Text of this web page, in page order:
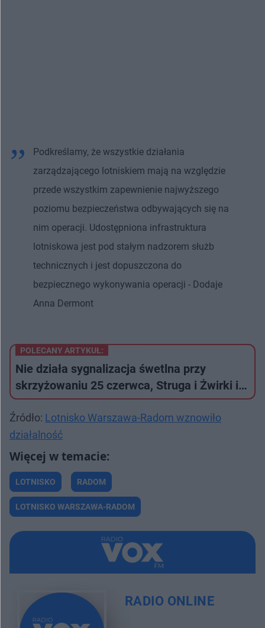
Podkreślamy, że wszystkie działania
zarządzającego lotniskiem mają na względzie
przede wszystkim zapewnienie najwyższego
poziomu bezpieczeństwa odbywających się na
nim operacji. Udostępniona infrastruktura
lotniskowa jest pod stałym nadzorem służb
technicznych i jest dopuszczona do
bezpiecznego wykonywania operacji - Dodaje
Anna Dermont
POLECANY ARTYKUŁ:
Nie działa sygnalizacja śwetlna przy
skrzyżowaniu 25 czerwca, Struga i Żwirki i…
Źródło: Lotnisko Warszawa-Radom wznowiło
działalność
LOTNISKO RADOM
LOTNISKO WARSZAWA-RADOM
RADIO ONLINE